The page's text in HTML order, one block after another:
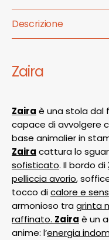
Descrizione
Zaira
Zaira è una stola dal
capace di avvolgere
base animalier in
Zaira cattura lo
sofisticato. Il bordo di
pelliccia avorio,
tocco dicalore e
armonioso tragrinta
raffinato. Zaira è un
anime: l’energia